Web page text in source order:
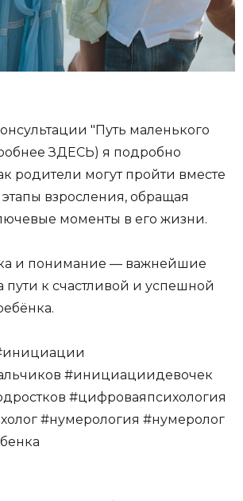
"Путь маленького
ЗДЕСЬ) я подробно
родители могут пройти вместе
взросления, обращая
моменты в его жизни.
и понимание — важнейшие
пути к счастливой и успешной
#инициациидевочек
#цифроваяпсихология
#нумерология #нумеролог